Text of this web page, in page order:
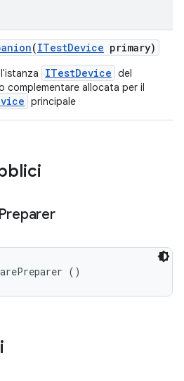
(ITestDevice primary)
ITestDevice del
complementare allocata per il
principale
Preparer
()